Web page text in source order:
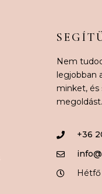
Nem
legjobban
minket,
megoldást.
+36
Hétfő